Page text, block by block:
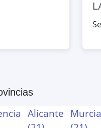
Alicante Murcia